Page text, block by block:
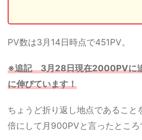
PV数は3月14日時点で451PV。
※追記 3月28日現在2000PVに
に伸びています！
ちょうど折り返し地点であること
倍にして月900PVと言ったところ